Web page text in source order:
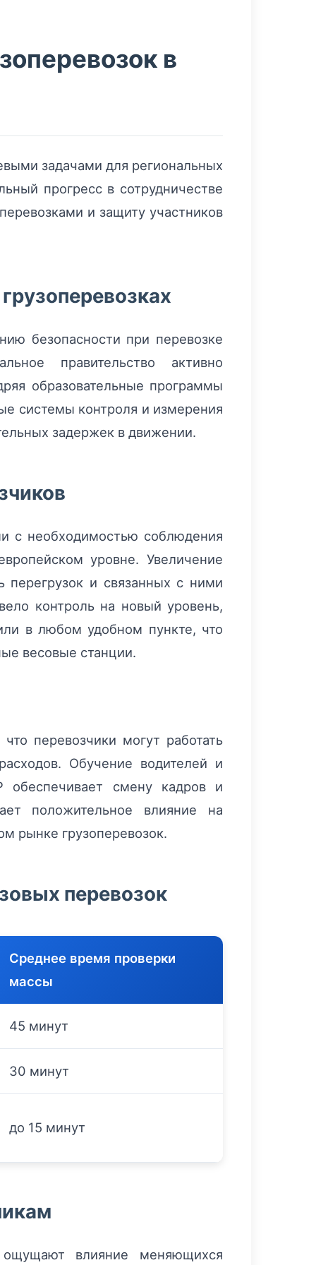
в
задачами для региональных
прогресс в сотрудничестве
и защиту участников
безопасности при перевозке
правительство активно
образовательные программы
системы контроля и измерения
задержек в движении.
с необходимостью соблюдения
уровне. Увеличение
перегрузок и связанных с ними
контроль на новый уровень,
в любом удобном пункте, что
весовые станции.
перевозчики могут работать
Обучение водителей и
обеспечивает смену кадров и
положительное влияние на
рынке грузоперевозок.
перевозок
Среднее время проверки
массы
45 минут
30 минут
до 15 минут
влияние меняющихся